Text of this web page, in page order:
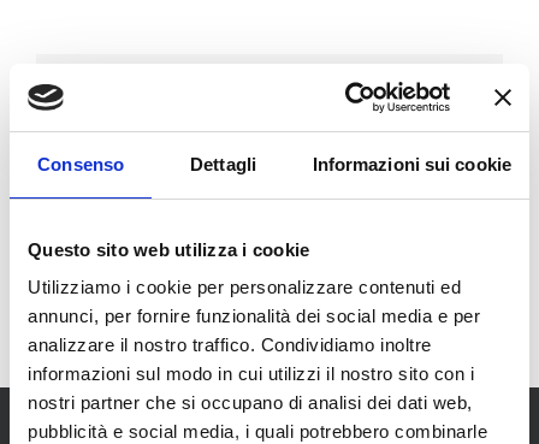
Consenso Dettagli Informazioni sui cookie
Questo sito web utilizza i cookie
Utilizziamo i cookie per personalizzare contenuti ed
annunci, per fornire funzionalità dei social media e per
analizzare il nostro traffico. Condividiamo inoltre
informazioni sul modo in cui utilizzi il nostro sito con i
nostri partner che si occupano di analisi dei dati web,
pubblicità e social media, i quali potrebbero combinarle
Condividi sui social